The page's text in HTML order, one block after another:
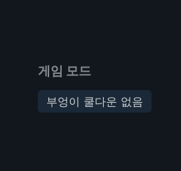
게임 모드
부엉이 쿨다운 없음